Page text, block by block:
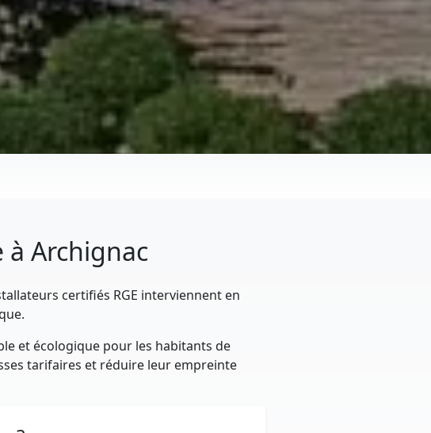
à Archignac
certifiés RGE interviennent en
et écologique pour les habitants de
tarifaires et réduire leur empreinte